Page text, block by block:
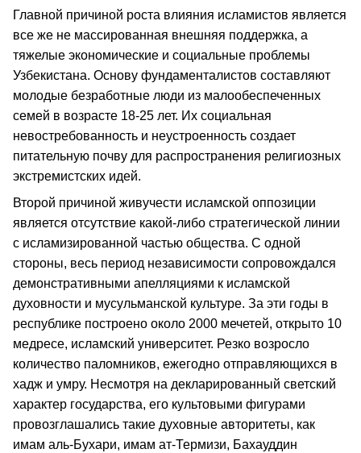
Главной причиной роста влияния исламистов является
все же не массированная внешняя поддержка, а
тяжелые экономические и социальные проблемы
Узбекистана. Основу фундаменталистов составляют
молодые безработные люди из малообеспеченных
семей в возрасте 18-25 лет. Их социальная
невостребованность и неустроенность создает
питательную почву для распространения религиозных
экстремистских идей.
Второй причиной живучести исламской оппозиции
является отсутствие какой-либо стратегической линии
с исламизированной частью общества. С одной
стороны, весь период независимости сопровождался
демонстративными апелляциями к исламской
духовности и мусульманской культуре. За эти годы в
республике построено около 2000 мечетей, открыто 10
медресе, исламский университет. Резко возросло
количество паломников, ежегодно отправляющихся в
хадж и умру. Несмотря на декларированный светский
характер государства, его культовыми фигурами
провозглашались такие духовные авторитеты, как
имам аль-Бухари, имам ат-Термизи, Бахауддин